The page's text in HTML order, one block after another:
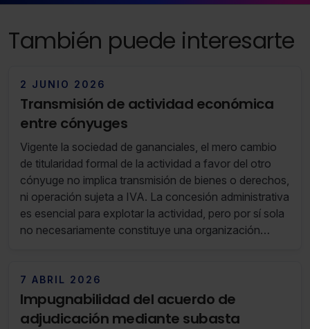
También puede interesarte
2 JUNIO 2026
Transmisión de actividad económica
entre cónyuges
Vigente la sociedad de gananciales, el mero cambio
de titularidad formal de la actividad a favor del otro
cónyuge no implica transmisión de bienes o derechos,
ni operación sujeta a IVA. La concesión administrativa
es esencial para explotar la actividad, pero por sí sola
no necesariamente constituye una organización
7 ABRIL 2026
Impugnabilidad del acuerdo de
adjudicación mediante subasta